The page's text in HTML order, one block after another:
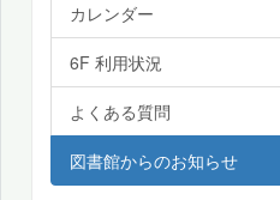
カレンダー
6F 利用状況
よくある質問
図書館からのお知らせ